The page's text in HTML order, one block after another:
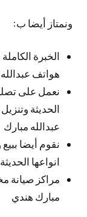
ونمتاز أيضا ب:
الخبرة
هواتف عبدالله
نعمل على
الحديثة
عبدالله مبارك
نقوم أيضا
انواعها
مراكز صيانة
مبارك هندي